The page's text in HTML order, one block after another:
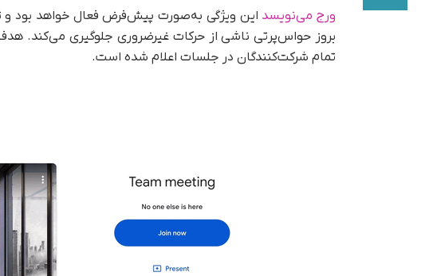
ورج می‌نویسد این ویژگی به‌صورت پیش‌فرض فعال خواهد بود و
بروز حواس‌پرتی ناشی از حرکات غیرضروری جلوگیری می‌کند. هدف
تمام شرکت‌کنندگان در جلسات اعلام شده است.